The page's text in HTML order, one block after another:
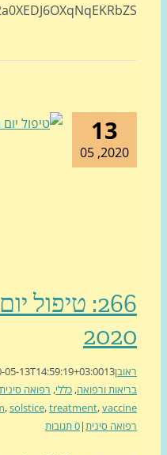
266: טיפול יום
2020-05-13T14:59:19+03:00
ורפואה,כללי,רפואה סינית|תגיות:
system,solstice,treatment
,
סינית|0 תגובות